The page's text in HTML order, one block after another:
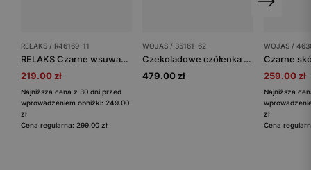
RELAKS / R46169-11
RELAKS Czarne wsuwane sneakersy siateczkowe
219.00 zł
Najniższa cena z 30 dni przed
wprowadzeniem obniżki: 249.00
zł
Cena regularna: 299.00 zł
WOJAS / 35161-62
Czekoladowe czółenka Mary Jane na stabilnym obcasie
479.00 zł
WOJAS /
259.00 zł
Najniższa
zł
Cena